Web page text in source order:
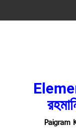
Paigram